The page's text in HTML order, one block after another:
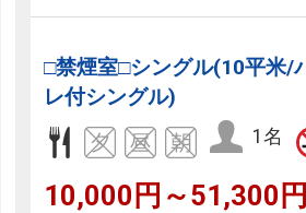
□禁煙室□シングル(10平米/
レ付シングル)
1名
10,000円～51,300円